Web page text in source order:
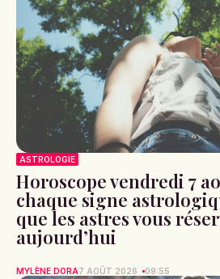
ASTROLOGIE
Horoscope vendredi 7
chaque signe
que les astres vous
aujourd’hui
MYLÈNE DORA7 AOÛT 2026 09:55